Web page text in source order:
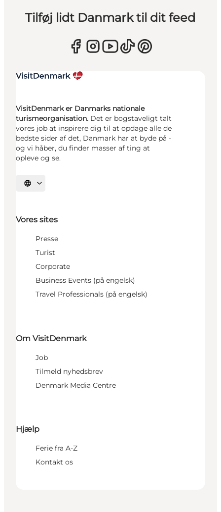
Tilføj lidt Danmark til dit feed
VisitDenmark er Danmarks nationale
turismeorganisation. Det er bogstaveligt talt
vores job at inspirere dig til at opdage alle de
bedste sider af det, Danmark har at byde på -
og vi håber, du finder masser af ting at
opleve og se.
Vælg sprog
Vores sites
Presse
Turist
Corporate
Business Events (på engelsk)
Travel Professionals (på engelsk)
Om VisitDenmark
Job
Tilmeld nyhedsbrev
Denmark Media Centre
Hjælp
Ferie fra A-Z
Kontakt os